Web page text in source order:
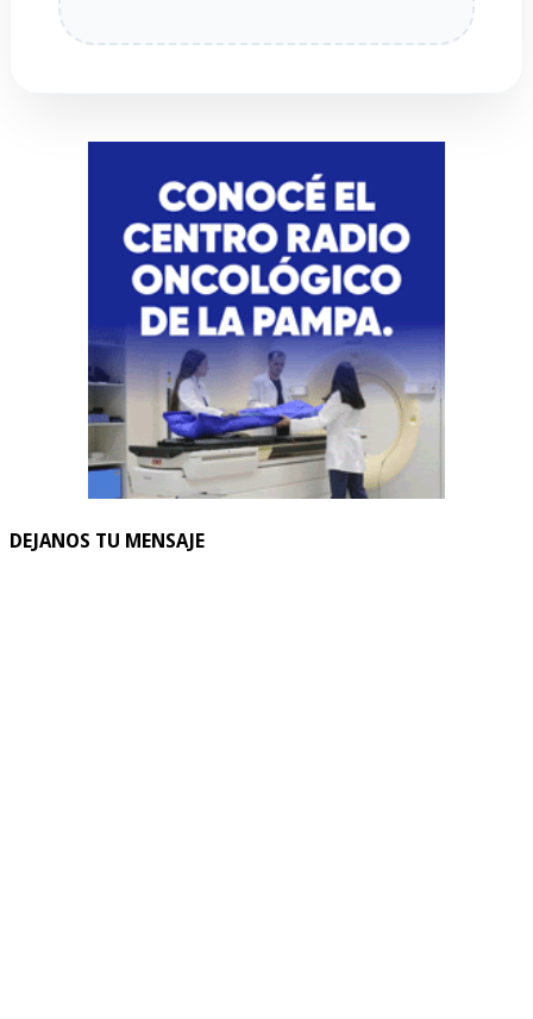
DEJANOS TU MENSAJE